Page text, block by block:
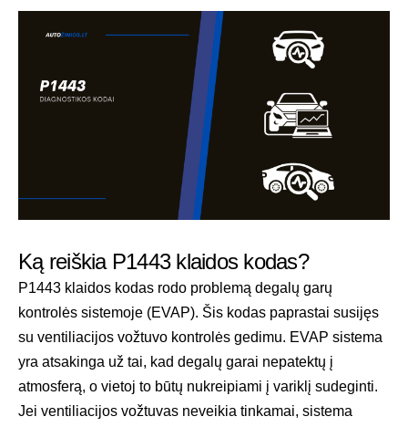
Ką reiškia P1443 klaidos kodas?
P1443 klaidos kodas rodo problemą degalų garų
kontrolės sistemoje (EVAP). Šis kodas paprastai susijęs
su ventiliacijos vožtuvo kontrolės gedimu. EVAP sistema
yra atsakinga už tai, kad degalų garai nepatektų į
atmosferą, o vietoj to būtų nukreipiami į variklį sudeginti.
Jei ventiliacijos vožtuvas neveikia tinkamai, sistema